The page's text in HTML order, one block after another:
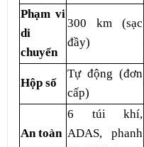
Phạm vi
di
chuyển
300 km (sạc
đầy)
Hộp số
Tự động (đơn
cấp)
An toàn
6 túi khí,
ADAS, phanh